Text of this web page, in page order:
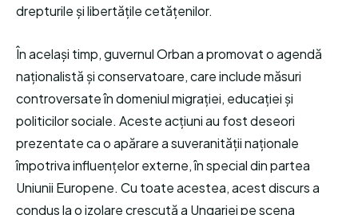
drepturile și libertățile cetățenilor.
În același timp, guvernul Orban a promovat o agendă
naționalistă și conservatoare, care include măsuri
controversate în domeniul migrației, educației și
politicilor sociale. Aceste acțiuni au fost deseori
prezentate ca o apărare a suveranității naționale
împotriva influențelor externe, în special din partea
Uniunii Europene. Cu toate acestea, acest discurs a
condus la o izolare crescută a Ungariei pe scena